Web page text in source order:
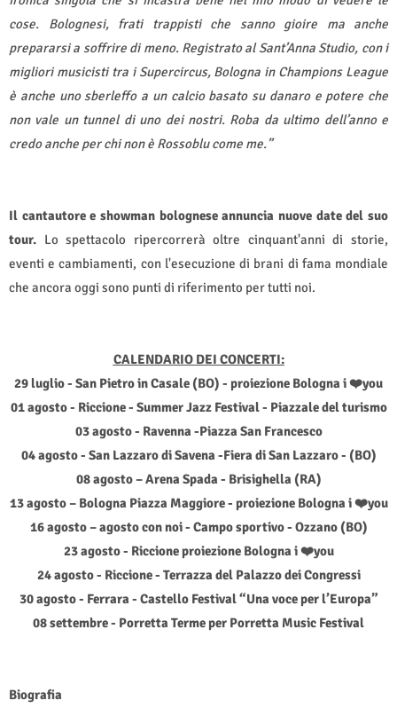
cose. Bolognesi, frati trappisti che sanno gioire ma anche
prepararsi a soffrire di meno. Registrato al Sant’Anna Studio, con i
migliori musicisti tra i Supercircus, Bologna in Champions League
è anche uno sberleffo a un calcio basato su danaro e potere che
non vale un tunnel di uno dei nostri. Roba da ultimo dell’anno e
credo anche per chi non è Rossoblu come me.”
Il cantautore e showman bolognese annuncia nuove date del suo
tour. Lo spettacolo ripercorrerà oltre cinquant'anni di storie,
eventi e cambiamenti, con l'esecuzione di brani di fama mondiale
che ancora oggi sono punti di riferimento per tutti noi.
CALENDARIO DEI CONCERTI:
29 luglio - San Pietro in Casale (BO) - proiezione Bologna i❤️you
01 agosto - Riccione - Summer Jazz Festival - Piazzale del turismo
03 agosto - Ravenna -Piazza San Francesco
04 agosto - San Lazzaro di Savena -Fiera di San Lazzaro - (BO)
08 agosto – Arena Spada - Brisighella (RA)
13 agosto – Bologna Piazza Maggiore - proiezione Bologna i❤️you
16 agosto – agosto con noi - Campo sportivo - Ozzano (BO)
23 agosto - Riccione proiezione Bologna i❤️you
24 agosto - Riccione - Terrazza del Palazzo dei Congressi
30 agosto - Ferrara - Castello Festival “Una voce per l’Europa”
08 settembre - Porretta Terme per Porretta Music Festival
Biografia